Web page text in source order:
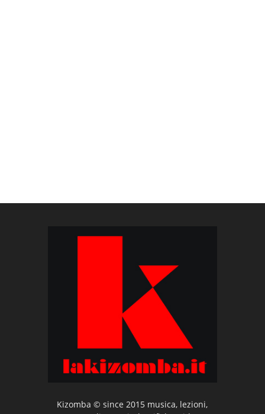
Kizomba © since 2015 musica, lezioni,